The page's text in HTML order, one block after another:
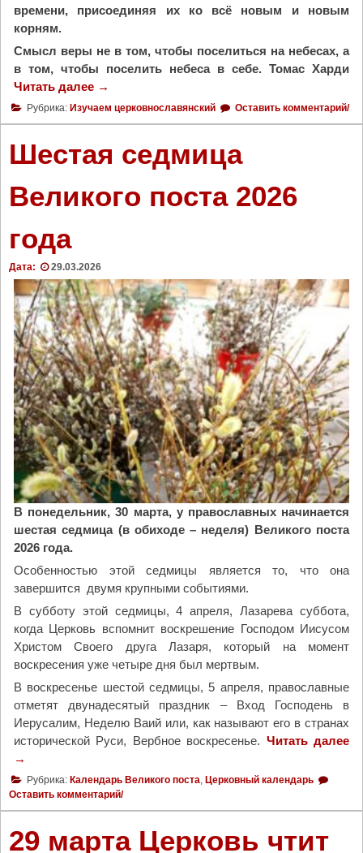
времени, присоединяя их ко всё новым и новым
корням.
Смысл веры не в том, чтобы поселиться на небесах, а
в том, чтобы поселить небеса в себе. Томас Харди
Читать далее "
О
т
р
м
и
к
и
к
с
м
ы
с
л
у
"
→
Рубрика: Изучаем церковнославянский Оставить комментарий/
Шестая седмица
Великого поста 2026
года
Дата: 29.03.2026
В понедельник, 30 марта, у православных начинается
шестая седмица (в обиходе – неделя) Великого поста
2026 года.
Особенностью этой седмицы является то, что она
завершится двумя крупными событиями.
В субботу этой седмицы, 4 апреля, Лазарева суббота,
когда Церковь вспомнит воскрешение Господом Иисусом
Христом Своего друга Лазаря, который на момент
воскресения уже четыре дня был мертвым.
В воскресенье шестой седмицы, 5 апреля, православные
отметят двунадесятый праздник – Вход Господень в
Иерусалим, Неделю Ваий или, как называют его в странах
исторической Руси, Вербное воскресенье. Читать далее
т
→
Рубрика: Календарь Великого поста, Церковный календарь
Оставить комментарий/
29 марта Церковь чтит